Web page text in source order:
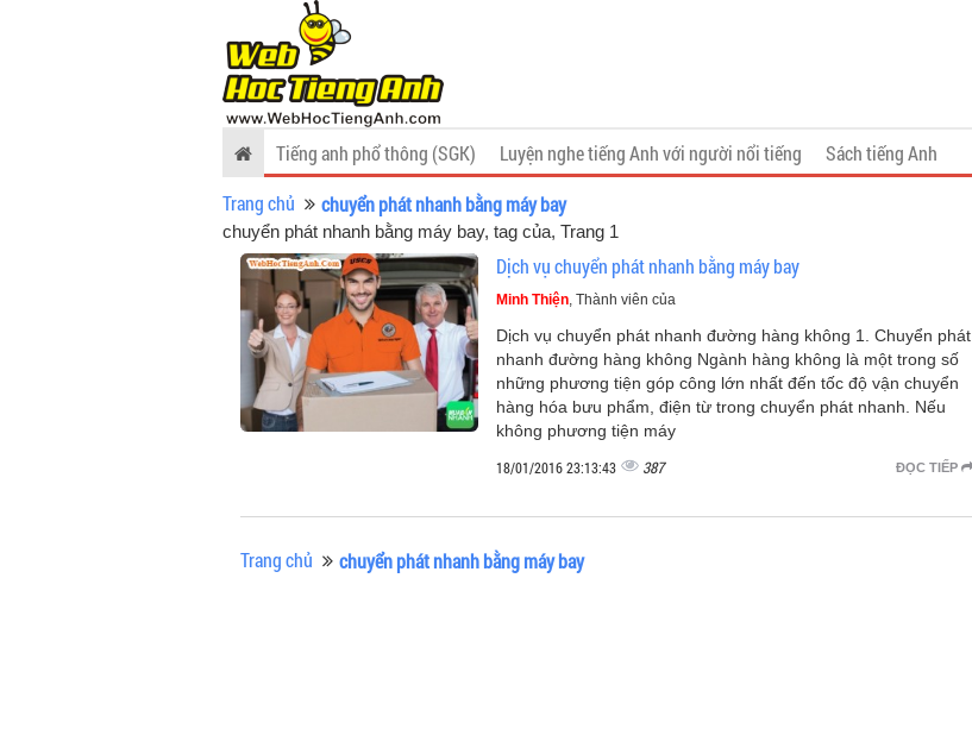
Tiếng anh phổ thông (SGK) Luyện nghe tiếng Anh với người nổi tiếng Sách tiếng Anh
Trang chủ
chuyển phát nhanh bằng máy bay
chuyển phát nhanh bằng máy bay, tag của, Trang 1
Dịch vụ chuyển phát nhanh bằng máy bay
Minh Thiện, Thành viên của
Dịch vụ chuyển phát nhanh đường hàng không 1. Chuyển phát
nhanh đường hàng không Ngành hàng không là một trong số
những phương tiện góp công lớn nhất đến tốc độ vận chuyển
hàng hóa bưu phẩm, điện từ trong chuyển phát nhanh. Nếu
không phương tiện máy
ĐỌC TIẾP
18/01/2016 23:13:43 387
Trang chủ chuyển phát nhanh bằng máy bay